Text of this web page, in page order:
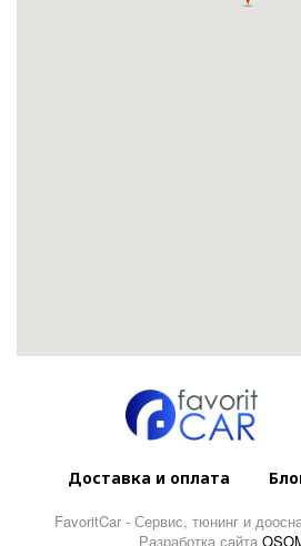
Доставка и оплата
FavoritCar - Сервис, тюнинг и
Разработка сайта